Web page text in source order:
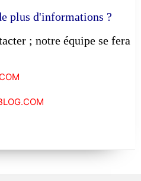
plus d'informations ?
; notre équipe se fera